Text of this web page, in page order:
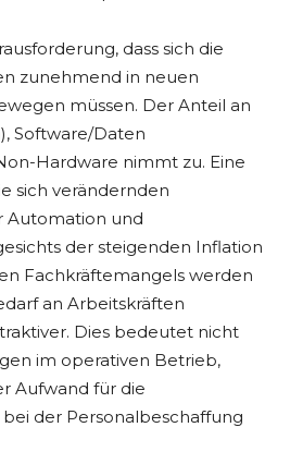
dass sich die
zunehmend in neuen
müssen. Der Anteil an
Software/Daten
Hardware nimmt zu. Eine
sich verändernden
Automation und
der steigenden Inflation
Fachkräftemangels werden
an Arbeitskräften
Dies bedeutet nicht
im operativen Betrieb,
Aufwand für die
der Personalbeschaffung